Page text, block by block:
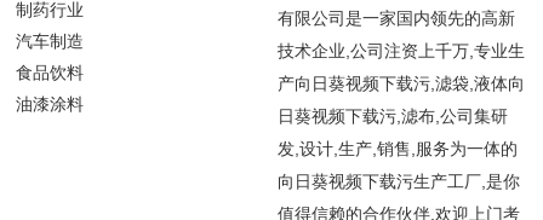
制药行业
汽车制造
食品饮料
油漆涂料
有限公司是一家国内领先的高新
技术企业,公司注资上千万,专业生
产向日葵视频下载污,滤袋,液体向
日葵视频下载污,滤布,公司集研
发,设计,生产,销售,服务为一体的
向日葵视频下载污生产工厂,是你
值得信赖的合作伙伴,欢迎上门考